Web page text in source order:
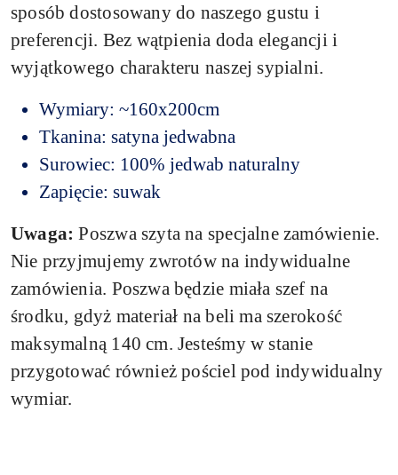
sposób dostosowany do naszego gustu i
preferencji. Bez wątpienia doda elegancji i
wyjątkowego charakteru naszej sypialni.
Wymiary: ~160x200cm
Tkanina: satyna jedwabna
Surowiec: 100% jedwab naturalny
Zapięcie: suwak
Uwaga: Poszwa szyta na specjalne zamówienie.
Nie przyjmujemy zwrotów na indywidualne
zamówienia. Poszwa będzie miała szef na
środku, gdyż materiał na beli ma szerokość
maksymalną 140 cm. Jesteśmy w stanie
przygotować również pościel pod indywidualny
wymiar.